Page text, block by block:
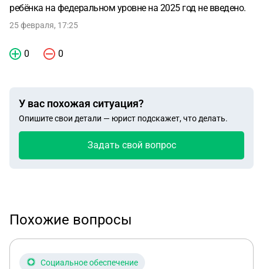
ребёнка на федеральном уровне на 2025 год не введено.
25 февраля, 17:25
0 0
У вас похожая ситуация?
Опишите свои детали — юрист подскажет, что делать.
Задать свой вопрос
Похожие вопросы
Социальное обеспечение